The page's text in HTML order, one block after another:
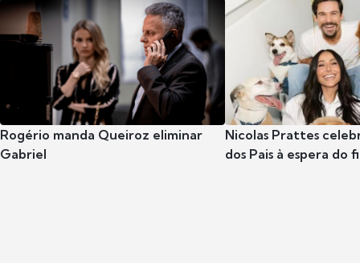
Rogério manda Queiroz eliminar
Gabriel
Nicolas Prattes
dos Pais à espera do